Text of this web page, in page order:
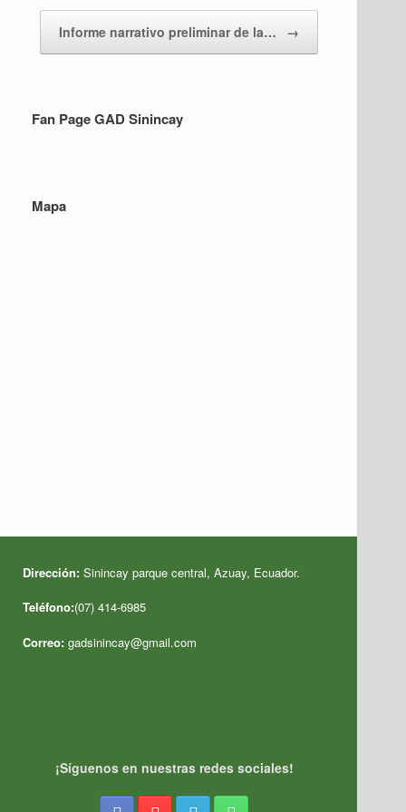
Informe narrativo preliminar de la… →
Fan Page GAD Sinincay
Mapa
Dirección: Sinincay parque central, Azuay, Ecuador.
Teléfono:(07) 414-6985
Correo: gadsinincay@gmail.com
¡Síguenos en nuestras redes sociales!